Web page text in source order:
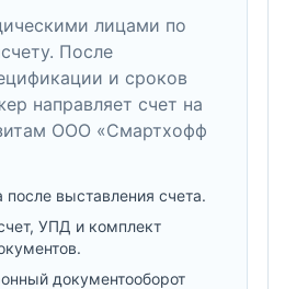
лицами по
После
и сроков
направляет счет на
ООО «Смартхофф
после выставления счета.
УПД и комплект
документооборот